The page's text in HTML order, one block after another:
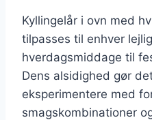
Kyllingelår i ovn med
tilpasses til enhver
hverdagsmiddage til
Dens alsidighed gør
eksperimentere med
smagskombinationer